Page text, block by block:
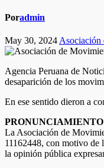
Poradmin
May 30, 2024 Asociación
Agencia Peruana de
desaparición de los
En ese sentido dieron a
La Asociación de
11162448, con motivo de
la opinión pública